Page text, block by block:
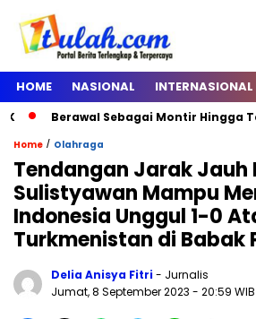
HOME NASIONAL INTERNASIONAL
Berawal Sebagai Montir Hingga
Home / Olahraga
Tendangan Jarak Jauh
Sulistyawan Mampu
Indonesia Unggul 1-0
Turkmenistan di Babak
Delia Anisya Fitri- Jurnalis
Jumat, 8 September 2023 - 20:59 WIB